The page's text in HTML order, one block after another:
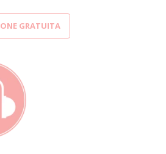
GRATUITA